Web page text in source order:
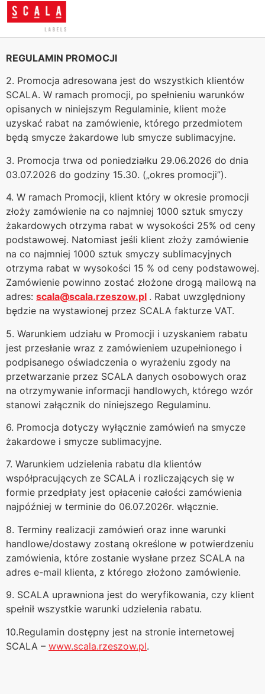
REGULAMIN PROMOCJI
2. Promocja adresowana jest do wszystkich klientów
SCALA. W ramach promocji, po spełnieniu warunków
opisanych w niniejszym Regulaminie, klient może
uzyskać rabat na zamówienie, którego przedmiotem
będą smycze żakardowe lub smycze sublimacyjne.
3. Promocja trwa od poniedziałku 29.06.2026 do dnia
03.07.2026 do godziny 15.30. („okres promocji”).
4. W ramach Promocji, klient który w okresie promocji
złoży zamówienie na co najmniej 1000 sztuk smyczy
żakardowych otrzyma rabat w wysokości 25% od ceny
podstawowej. Natomiast jeśli klient złoży zamówienie
na co najmniej 1000 sztuk smyczy sublimacyjnych
otrzyma rabat w wysokości 15 % od ceny podstawowej.
Zamówienie powinno zostać złożone drogą mailową na
adres: scala@scala.rzeszow.pl . Rabat uwzględniony
będzie na wystawionej przez SCALA fakturze VAT.
5. Warunkiem udziału w Promocji i uzyskaniem rabatu
jest przesłanie wraz z zamówieniem uzupełnionego i
podpisanego oświadczenia o wyrażeniu zgody na
przetwarzanie przez SCALA danych osobowych oraz
na otrzymywanie informacji handlowych, którego wzór
stanowi załącznik do niniejszego Regulaminu.
6. Promocja dotyczy wyłącznie zamówień na smycze
żakardowe i smycze sublimacyjne.
7. Warunkiem udzielenia rabatu dla klientów
współpracujących ze SCALA i rozliczających się w
formie przedpłaty jest opłacenie całości zamówienia
najpóźniej w terminie do 06.07.2026r. włącznie.
8. Terminy realizacji zamówień oraz inne warunki
handlowe/dostawy zostaną określone w potwierdzeniu
zamówienia, które zostanie wysłane przez SCALA na
adres e-mail klienta, z którego złożono zamówienie.
9. SCALA uprawniona jest do weryfikowania, czy klient
spełnił wszystkie warunki udzielenia rabatu.
10.Regulamin dostępny jest na stronie internetowej
SCALA – www.scala.rzeszow.pl.